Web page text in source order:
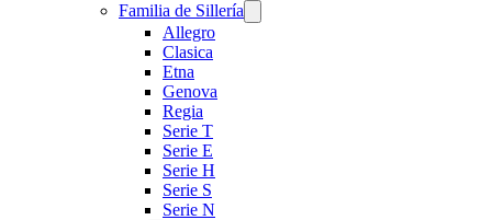
Familia de Sillería
Allegro
Clasica
Etna
Genova
Regia
Serie T
Serie E
Serie H
Serie S
Serie N